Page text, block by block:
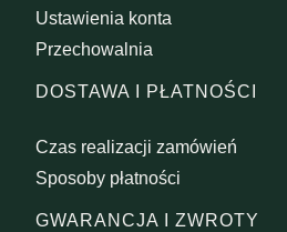
Ustawienia konta
Przechowalnia
DOSTAWA I PŁATNOŚCI
Czas realizacji zamówień
Sposoby płatności
GWARANCJA I ZWROTY